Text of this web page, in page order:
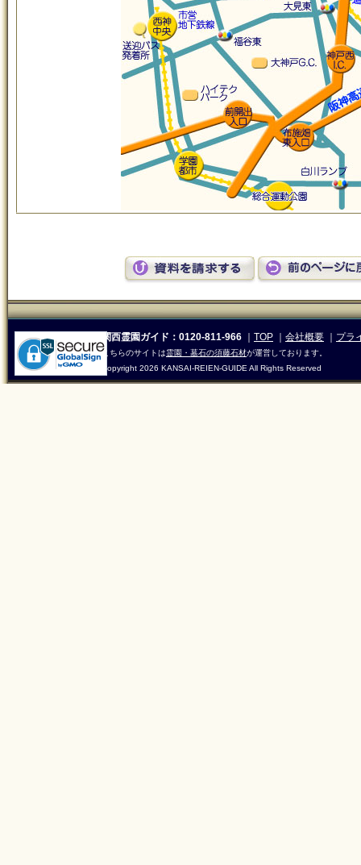
関西霊園ガイド：0120-811-966 TOP 会社概要 プラ
こちらのサイトは霊園・墓石の須藤石材が運営しております。
Copyright 2026 KANSAI-REIEN-GUIDE All Rights Reserved